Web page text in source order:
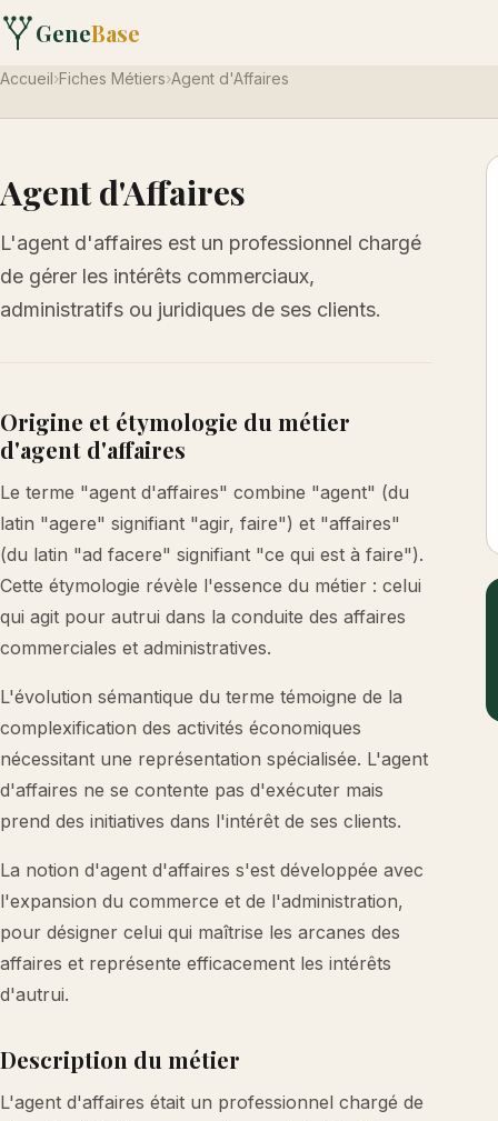
GeneBase
Accueil›Fiches Métiers›Agent d'Affaires
Agent d'Affaires
L'agent d'affaires est un professionnel chargé
de gérer les intérêts commerciaux,
administratifs ou juridiques de ses clients.
Origine et étymologie du métier
d'agent d'affaires
Le terme "agent d'affaires" combine "agent" (du
latin "agere" signifiant "agir, faire") et "affaires"
(du latin "ad facere" signifiant "ce qui est à faire").
Cette étymologie révèle l'essence du métier : celui
qui agit pour autrui dans la conduite des affaires
commerciales et administratives.
L'évolution sémantique du terme témoigne de la
complexification des activités économiques
nécessitant une représentation spécialisée. L'agent
d'affaires ne se contente pas d'exécuter mais
prend des initiatives dans l'intérêt de ses clients.
La notion d'agent d'affaires s'est développée avec
l'expansion du commerce et de l'administration,
pour désigner celui qui maîtrise les arcanes des
affaires et représente efficacement les intérêts
d'autrui.
Description du métier
L'agent d'affaires était un professionnel chargé de